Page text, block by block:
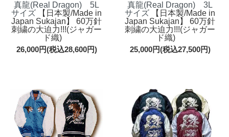
真龍(Real Dragon) 5L
サイズ 【日本製/Made in
Japan Sukajan】 60万針
刺繍の大迫力!!!(ジャガー
ド織)
26,000円(税込28,600円)
真龍(Real Dragon) 3L
サイズ 【日本製/Made in
Japan Sukajan】 60万針
刺繍の大迫力!!!(ジャガー
ド織)
25,000円(税込27,500円)